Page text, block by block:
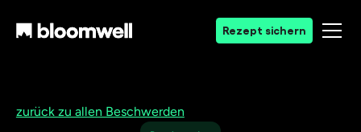
Rezept sichern
zurück zu allen Beschwerden